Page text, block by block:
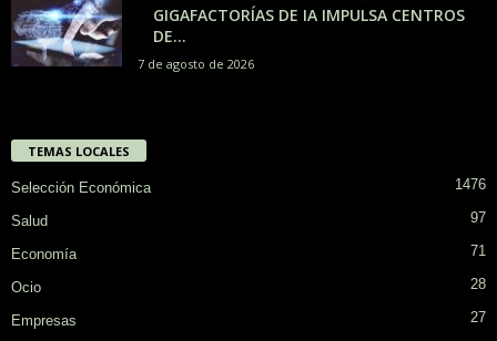
GIGAFACTORÍAS DE IA IMPULSA CENTROS
DE...
7 de agosto de 2026
TEMAS LOCALES
Selección Económica 1476
Salud 97
Economía 71
Ocio 28
Empresas 27